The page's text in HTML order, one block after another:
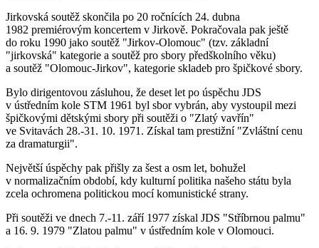
Jirkovská soutěž skončila po 20 ročnících 24. dubna
1982 premiérovým koncertem v Jirkově. Pokračovala pak ještě
do roku 1990 jako soutěž "Jirkov-Olomouc" (tzv. základní
"jirkovská" kategorie a soutěž pro sbory předškolního věku)
a soutěž "Olomouc-Jirkov", kategorie skladeb pro špičkové sbory.
Bylo dirigentovou zásluhou, že deset let po úspěchu JDS
v ústředním kole STM 1961 byl sbor vybrán, aby vystoupil mezi
špičkovými dětskými sbory při soutěži o "Zlatý vavřín"
ve Svitavách 28.-31. 10. 1971. Získal tam prestižní "Zvláštní cenu
za dramaturgii".
Největší úspěchy pak přišly za šest a osm let, bohužel
v normalizačním období, kdy kulturní politika našeho státu byla
zcela ochromena politickou mocí komunistické strany.
Při soutěži ve dnech 7.-11. září 1977 získal JDS "Stříbrnou palmu"
a 16. 9. 1979 "Zlatou palmu" v ústředním kole v Olomouci.